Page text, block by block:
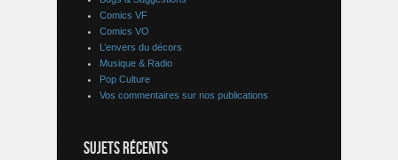
Comics VF
Comics VO
L’envers du décors
Musique & Radio
Pop Culture
Vos commentaires sur nos publications
SUJETS RÉCENTS